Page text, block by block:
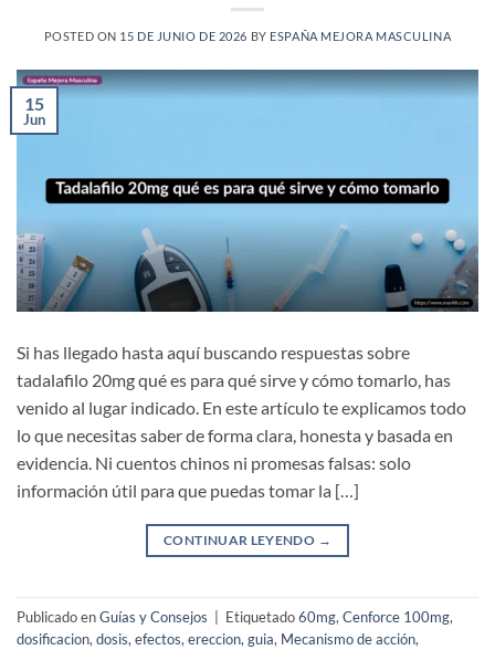
POSTED ON 15 DE JUNIO DE 2026 BY ESPAÑA MEJORA MASCULINA
15
Jun
Si has llegado hasta aquí buscando respuestas sobre
tadalafilo 20mg qué es para qué sirve y cómo tomarlo, has
venido al lugar indicado. En este artículo te explicamos todo
lo que necesitas saber de forma clara, honesta y basada en
evidencia. Ni cuentos chinos ni promesas falsas: solo
información útil para que puedas tomar la […]
CONTINUAR LEYENDO →
Publicado enGuías y Consejos Etiquetado60mg, Cenforce 100mg,
dosificacion, dosis, efectos, ereccion, guia, Mecanismo de acción,